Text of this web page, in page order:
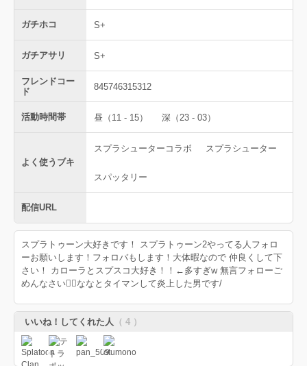
ガチホコ S+
ガチアサリ S+
フレンドコー
ド
845746315312
活動時間帯 昼（11 - 15） 深（23 - 03）
よく使うブキ
スプラシューターコラボ スプラシューター
スパッタリー
配信URL
スプラトゥーン大好きです！ スプラトゥーン2やってる人フォロ
ーお願いします！フォロバもします！大体暇なので 仲良くして下
さい！ カローラとスプスコ大好き！！←多すぎw 無言フォローご
めんなさい🙇‍♂️ななとタイマンして炎上した男です/
いいね！してくれた人 （ 4 ）